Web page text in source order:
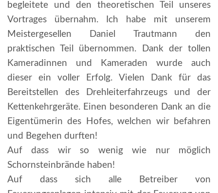
begleitete und den theoretischen Teil unseres
Vortrages übernahm. Ich habe mit unserem
Meistergesellen Daniel Trautmann den
praktischen Teil übernommen. Dank der tollen
Kameradinnen und Kameraden wurde auch
dieser ein voller Erfolg. Vielen Dank für das
Bereitstellen des Drehleiterfahrzeugs und der
Kettenkehrgeräte. Einen besonderen Dank an die
Eigentümerin des Hofes, welchen wir befahren
und Begehen durften!
Auf dass wir so wenig wie nur möglich
Schornsteinbrände haben!
Auf dass sich alle Betreiber von